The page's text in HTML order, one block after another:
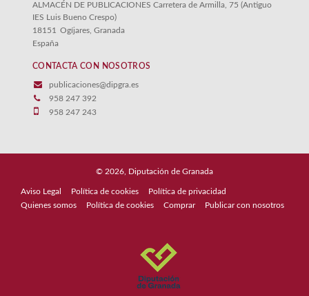
ALMACÉN DE PUBLICACIONES Carretera de Armilla, 75 (Antiguo
IES Luis Bueno Crespo)
18151 Ogíjares, Granada
España
CONTACTA CON NOSOTROS
publicaciones@dipgra.es
958 247 392
958 247 243
© 2026, Diputación de Granada
Aviso Legal Política de cookies
Política de privacidad
Quienes somos
Política de cookies Comprar Publicar con nosotros